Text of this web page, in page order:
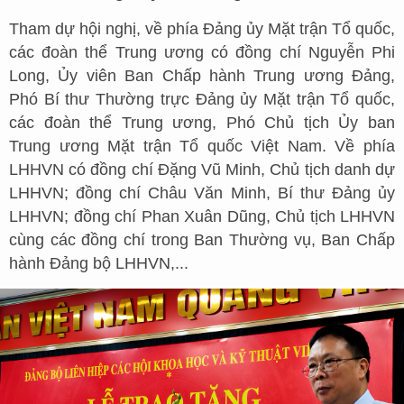
Tham dự hội nghị, về phía Đảng ủy Mặt trận Tổ quốc,
các đoàn thể Trung ương có đồng chí Nguyễn Phi
Long, Ủy viên Ban Chấp hành Trung ương Đảng,
Phó Bí thư Thường trực Đảng ủy Mặt trận Tổ quốc,
các đoàn thể Trung ương, Phó Chủ tịch Ủy ban
Trung ương Mặt trận Tổ quốc Việt Nam. Về phía
LHHVN có đồng chí Đặng Vũ Minh, Chủ tịch danh dự
LHHVN; đồng chí Châu Văn Minh, Bí thư Đảng ủy
LHHVN; đồng chí Phan Xuân Dũng, Chủ tịch LHHVN
cùng các đồng chí trong Ban Thường vụ, Ban Chấp
hành Đảng bộ LHHVN,...